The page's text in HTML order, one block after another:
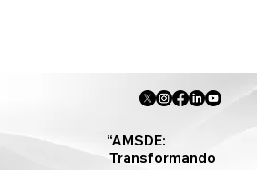
“AMSDE:
Transformando